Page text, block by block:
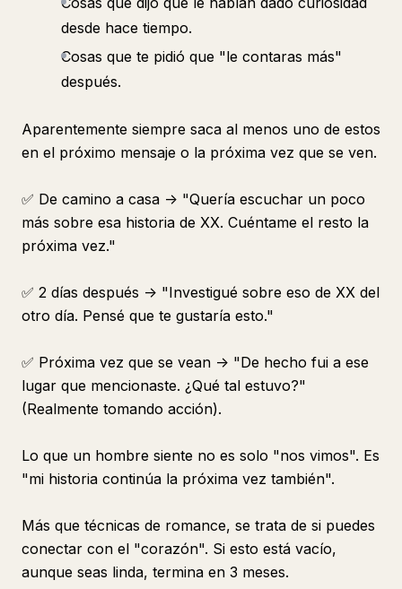
desde hace tiempo.
Cosas que te pidió que "le contaras más"
después.
Aparentemente siempre saca al menos uno de estos
en el próximo mensaje o la próxima vez que se ven.
✅ De camino a casa -> "Quería escuchar un poco
más sobre esa historia de XX. Cuéntame el resto la
próxima vez."
✅ 2 días después -> "Investigué sobre eso de XX del
otro día. Pensé que te gustaría esto."
✅ Próxima vez que se vean -> "De hecho fui a ese
lugar que mencionaste. ¿Qué tal estuvo?"
(Realmente tomando acción).
Lo que un hombre siente no es solo "nos vimos". Es
"mi historia continúa la próxima vez también".
Más que técnicas de romance, se trata de si puedes
conectar con el "corazón". Si esto está vacío,
aunque seas linda, termina en 3 meses.